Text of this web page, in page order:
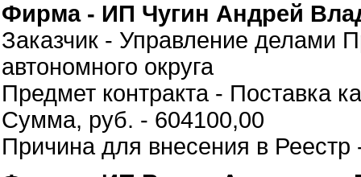
Фирма - ИП Чугин Андрей
Заказчик - Управление делами
автономного округа
Предмет контракта - Поставка
Сумма, руб. - 604100,00
Причина для внесения в Реестр